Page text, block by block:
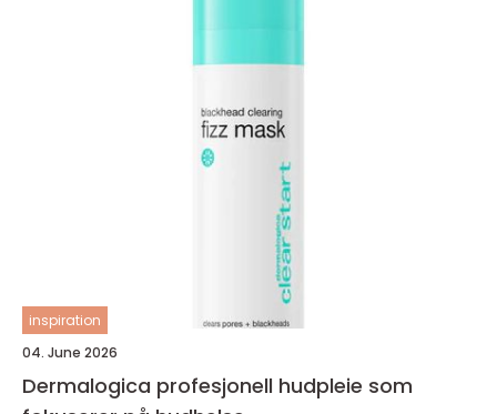
inspiration
04. June 2026
Dermalogica profesjonell hudpleie som